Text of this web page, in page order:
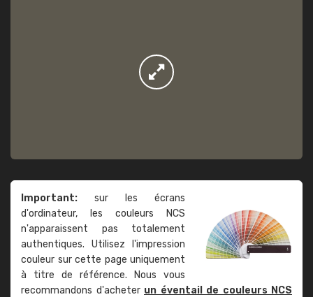
Important: sur les écrans
d'ordinateur, les couleurs NCS
n'apparaissent pas totalement
authentiques. Utilisez l'impression
couleur sur cette page uniquement
à titre de référence. Nous vous
recommandons d'acheter un éventail de couleurs NCS